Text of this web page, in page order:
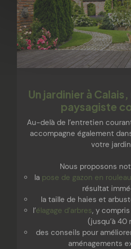
Un jardinier à Calais,
paysagiste
Au-delà de l’entretien
accompagne également
votre
Nous proposons
lapose de gazon en rouleau
résultat
la taille de haies et
l’élagage d’arbres, y
(jusqu’à 40
des conseils pour
aménagements